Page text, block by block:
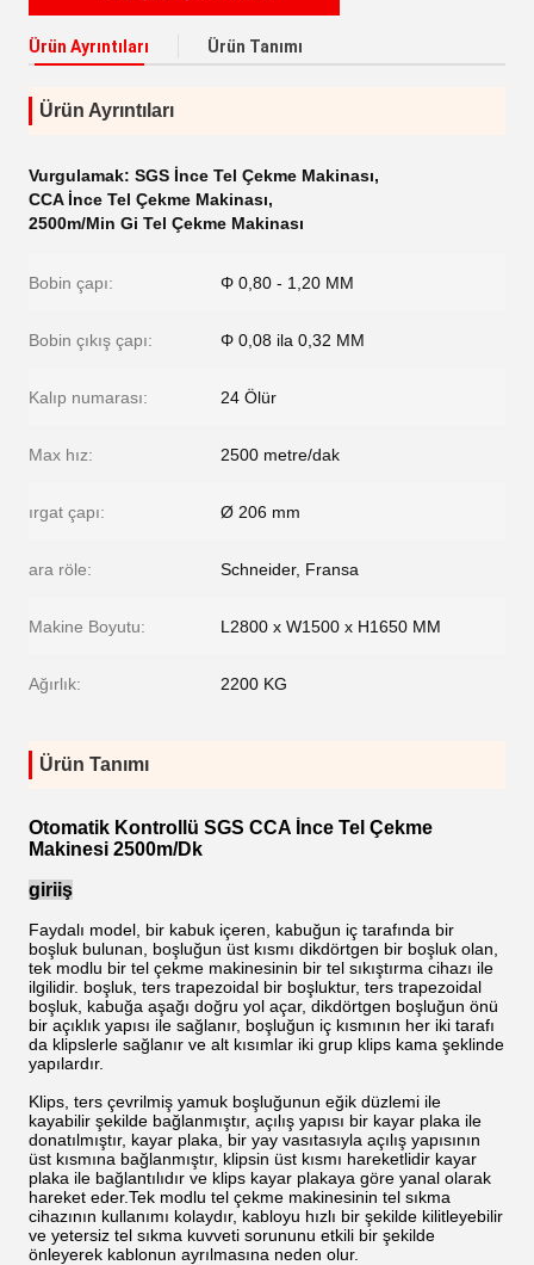
Ürün Ayrıntıları Ürün Tanımı
Ürün Ayrıntıları
Vurgulamak: SGS İnce Tel Çekme Makinası,
CCA İnce Tel Çekme Makinası,
2500m/Min Gi Tel Çekme Makinası
Bobin çapı: Φ 0,80 - 1,20 MM
Bobin çıkış çapı: Φ 0,08 ila 0,32 MM
Kalıp numarası: 24 Ölür
Max hız: 2500 metre/dak
ırgat çapı: Ø 206 mm
ara röle: Schneider, Fransa
Makine Boyutu: L2800 x W1500 x H1650 MM
Ağırlık: 2200 KG
Ürün Tanımı
Otomatik Kontrollü SGS CCA İnce Tel Çekme
Makinesi 2500m/Dk
giriiş
Faydalı model, bir kabuk içeren, kabuğun iç tarafında bir
boşluk bulunan, boşluğun üst kısmı dikdörtgen bir boşluk olan,
tek modlu bir tel çekme makinesinin bir tel sıkıştırma cihazı ile
ilgilidir. boşluk, ters trapezoidal bir boşluktur, ters trapezoidal
boşluk, kabuğa aşağı doğru yol açar, dikdörtgen boşluğun önü
bir açıklık yapısı ile sağlanır, boşluğun iç kısmının her iki tarafı
da klipslerle sağlanır ve alt kısımlar iki grup klips kama şeklinde
yapılardır.
Klips, ters çevrilmiş yamuk boşluğunun eğik düzlemi ile
kayabilir şekilde bağlanmıştır, açılış yapısı bir kayar plaka ile
donatılmıştır, kayar plaka, bir yay vasıtasıyla açılış yapısının
üst kısmına bağlanmıştır, klipsin üst kısmı hareketlidir kayar
plaka ile bağlantılıdır ve klips kayar plakaya göre yanal olarak
hareket eder.Tek modlu tel çekme makinesinin tel sıkma
cihazının kullanımı kolaydır, kabloyu hızlı bir şekilde kilitleyebilir
ve yetersiz tel sıkma kuvveti sorununu etkili bir şekilde
önleyerek kablonun ayrılmasına neden olur.